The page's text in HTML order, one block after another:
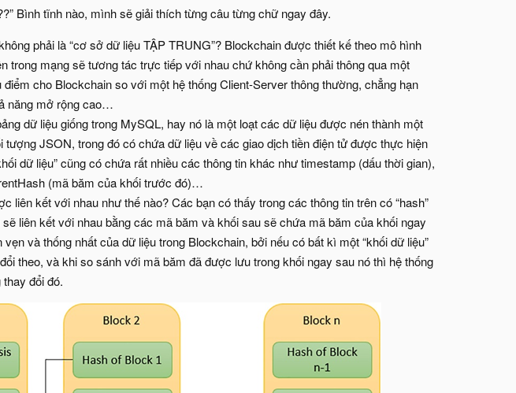
Bình tĩnh nào, mình sẽ giải thích từng câu từng chữ ngay đây.
phải là “cơ sở dữ liệu TẬP TRUNG”? Blockchain được thiết kế theo mô hình
trong mạng sẽ tương tác trực tiếp với nhau chứ không cần phải thông qua một
cho Blockchain so với một hệ thống Client-Server thông thường, chẳng hạn
năng mở rộng cao…
dữ liệu giống trong MySQL, hay nó là một loạt các dữ liệu được nén thành một
tượng JSON, trong đó có chứa dữ liệu về các giao dịch tiền điện tử được thực hiện
dữ liệu” cũng có chứa rất nhiều các thông tin khác như timestamp (dấu thời gian),
(mã băm của khối trước đó)…
liên kết với nhau như thế nào? Các bạn có thấy trong các thông tin trên có “hash”
liên kết với nhau bằng các mã băm và khối sau sẽ chứa mã băm của khối ngay
và thống nhất của dữ liệu trong Blockchain, bởi nếu có bất kì một “khối dữ liệu”
theo, và khi so sánh với mã băm đã được lưu trong khối ngay sau nó thì hệ thống
đổi đó.